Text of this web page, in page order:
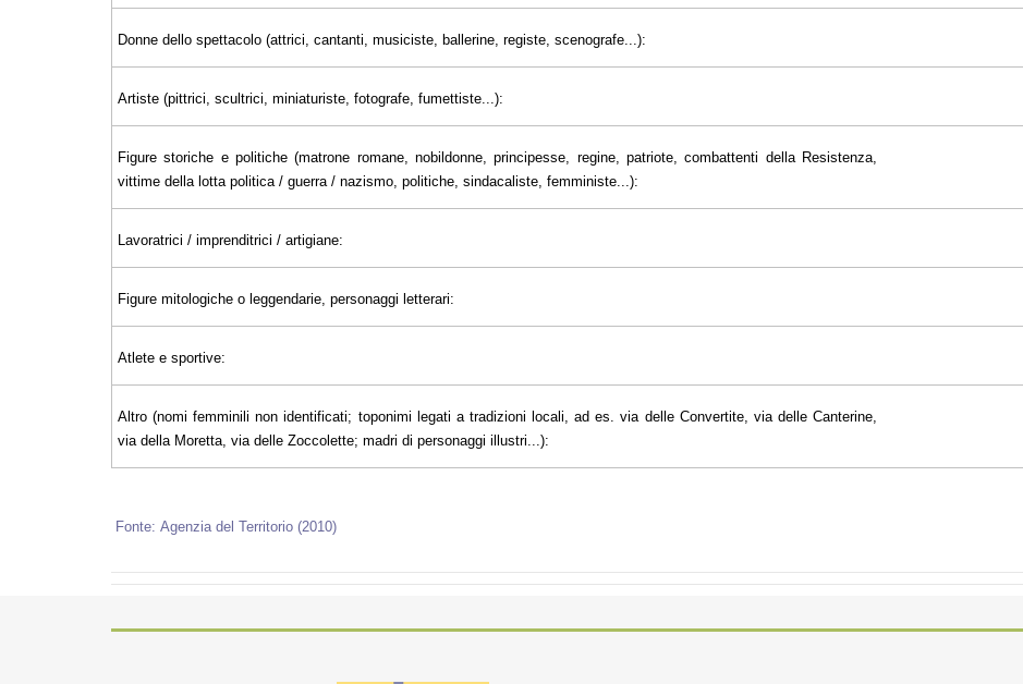
Donne dello spettacolo (attrici, cantanti, musiciste, ballerine, registe, scenografe...):
Artiste (pittrici, scultrici, miniaturiste, fotografe, fumettiste...):
Figure storiche e politiche (matrone romane, nobildonne, principesse, regine, patriote, combattenti della Resistenza,
vittime della lotta politica / guerra / nazismo, politiche, sindacaliste, femministe...):
Lavoratrici / imprenditrici / artigiane:
Figure mitologiche o leggendarie, personaggi letterari:
Atlete e sportive:
Altro (nomi femminili non identificati; toponimi legati a tradizioni locali, ad es. via delle Convertite, via delle Canterine,
via della Moretta, via delle Zoccolette; madri di personaggi illustri...):
Fonte: Agenzia del Territorio (2010)